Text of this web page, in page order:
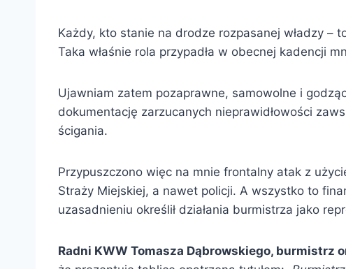
Każdy, kto stanie na drodze rozpasanej władzy –
Taka właśnie rola przypadła w obecnej kadencji
Ujawniam zatem pozaprawne, samowolne i
dokumentację zarzucanych nieprawidłowości
ścigania.
Przypuszczono więc na mnie frontalny atak z
Straży Miejskiej, a nawet policji. A wszystko to
uzasadnieniu określił działania burmistrza jako
Radni KWW Tomasza Dąbrowskiego, burmistrz